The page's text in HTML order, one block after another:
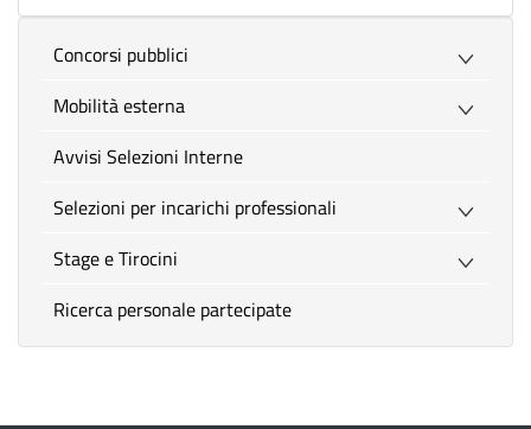
Concorsi pubblici
Mobilità esterna
Avvisi Selezioni Interne
Selezioni per incarichi professionali
Stage e Tirocini
Ricerca personale partecipate